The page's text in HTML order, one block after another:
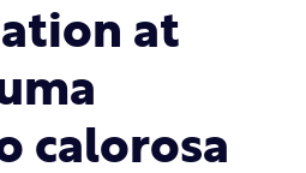
at
calorosa